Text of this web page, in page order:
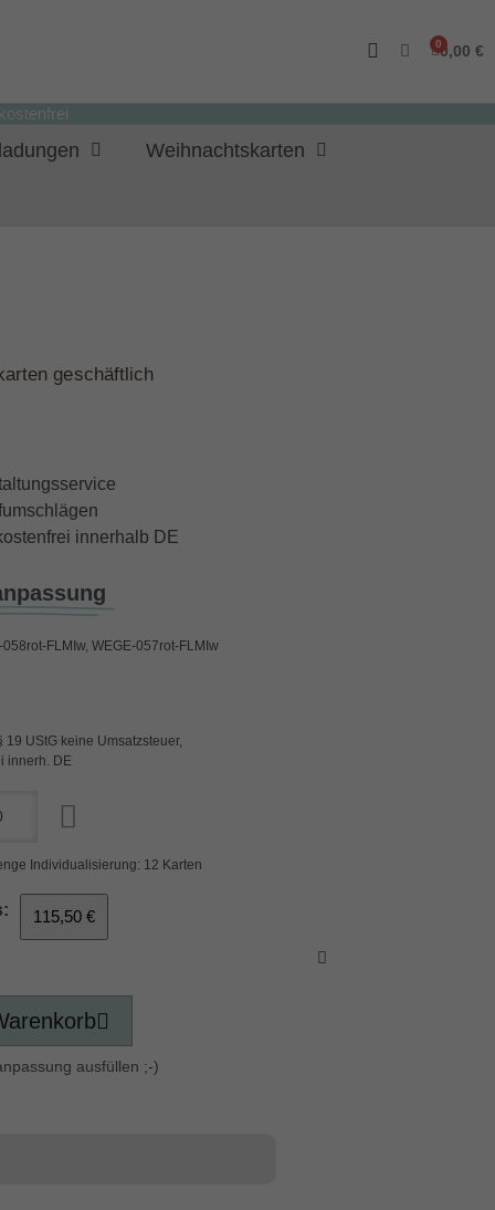
0,00 €
Weihnachtskarten
geschäftlich
innerhalb DE
058rot-FLMIw, WEGE-057rot-FLMIw
19 UStG keine Umsatzsteuer,
innerh. DE
Individualisierung: 12 Karten
115,50 €
ausfüllen ;-)